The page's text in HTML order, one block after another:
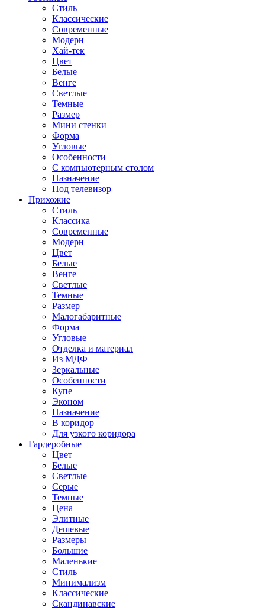
Стиль
Классические
Современные
Модерн
Хай-тек
Цвет
Белые
Венге
Светлые
Темные
Размер
Мини стенки
Форма
Угловые
Особенности
С компьютерным столом
Назначение
Под телевизор
Прихожие
Стиль
Классика
Современные
Модерн
Цвет
Белые
Венге
Светлые
Темные
Размер
Малогабаритные
Форма
Угловые
Отделка и материал
Из МДФ
Зеркальные
Особенности
Купе
Эконом
Назначение
В коридор
Для узкого коридора
Гардеробные
Цвет
Белые
Светлые
Серые
Темные
Цена
Элитные
Дешевые
Размеры
Большие
Маленькие
Стиль
Минимализм
Классические
Скандинавские